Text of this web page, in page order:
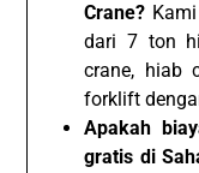
Crane?
dari 7 ton
crane, hiab
forklift
Apakah
gratis di